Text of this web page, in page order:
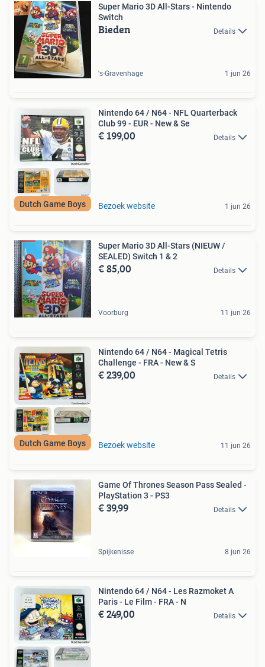
Super Mario 3D All-Stars - Nintendo
Switch
Bieden Details
's-Gravenhage 1 jun 26
Dutch Game Boys
Nintendo 64 / N64 - NFL Quarterback
Club 99 - EUR - New & Se
€ 199,00 Details
Bezoek website 1 jun 26
Super Mario 3D All-Stars (NIEUW /
SEALED) Switch 1 & 2
€ 85,00 Details
Voorburg 11 jun 26
Dutch Game Boys
Nintendo 64 / N64 - Magical Tetris
Challenge - FRA - New & S
€ 239,00 Details
Bezoek website 11 jun 26
Game Of Thrones Season Pass Sealed -
PlayStation 3 - PS3
€ 39,99 Details
Spijkenisse 8 jun 26
Nintendo 64 / N64 - Les Razmoket A
Paris - Le Film - FRA - N
€ 249,00 Details